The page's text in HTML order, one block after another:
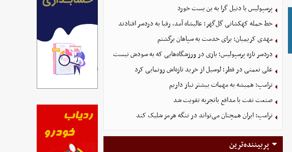
پرسپولیس با دنیل گرا به بن بست خورد
خط حمله کهکشانی گل‌گهر؛ عالیشاه آمد، رقبا به دردسر افتادند
مهدی کریمیان: برای خدمت به سپاهان برگشتم
دردسر تازه پرسپولیس؛ بازی در ورزشگاه‌هایی که به سودش نیست
علی نعمتی در قطر؛ لوسیل از خرید تازه‌اش رونمایی کرد
ترامپ: همیشه به مهمات بیشتر نیاز داریم
صنعت نفت با مدافع باتجربه تقویت شد
ترامپ: ایران همچنان می‌تواند در تنگه هرمز شلیک کند
پربیننده‌ترین